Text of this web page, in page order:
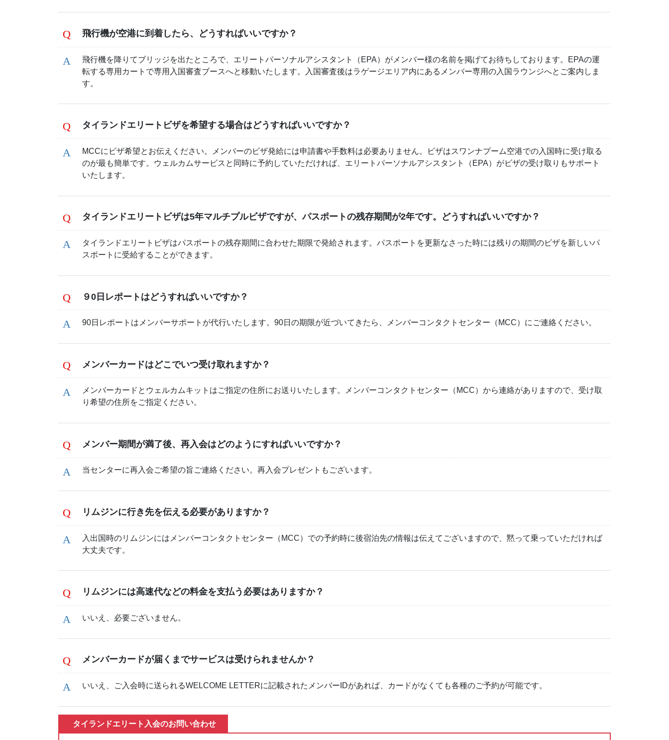
飛行機が空港に到着したら、どうすればいいですか？
飛行機を降りてブリッジを出たところで、エリートパーソナルアシスタント（EPA）がメンバー様の名前を掲げてお待ちしております。EPAの運
転する専用カートで専用入国審査ブースへと移動いたします。入国審査後はラゲージエリア内にあるメンバー専用の入国ラウンジへとご案内しま
す。
タイランドエリートビザを希望する場合はどうすればいいですか？
MCCにビザ希望とお伝えください。メンバーのビザ発給には申請書や手数料は必要ありません。ビザはスワンナプーム空港での入国時に受け取る
のが最も簡単です。ウェルカムサービスと同時に予約していただければ、エリートパーソナルアシスタント（EPA）がビザの受け取りもサポート
いたします。
タイランドエリートビザは5年マルチプルビザですが、パスポートの残存期間が2年です。どうすればいいですか？
タイランドエリートビザはパスポートの残存期間に合わせた期限で発給されます。パスポートを更新なさった時には残りの期間のビザを新しいパ
スポートに受給することができます。
９0日レポートはどうすればいいですか？
90日レポートはメンバーサポートが代行いたします。90日の期限が近づいてきたら、メンバーコンタクトセンター（MCC）にご連絡ください。
メンバーカードはどこでいつ受け取れますか？
メンバーカードとウェルカムキットはご指定の住所にお送りいたします。メンバーコンタクトセンター（MCC）から連絡がありますので、受け取
り希望の住所をご指定ください。
メンバー期間が満了後、再入会はどのようにすればいいですか？
当センターに再入会ご希望の旨ご連絡ください。再入会プレゼントもございます。
リムジンに行き先を伝える必要がありますか？
入出国時のリムジンにはメンバーコンタクトセンター（MCC）での予約時に後宿泊先の情報は伝えてございますので、黙って乗っていただければ
大丈夫です。
リムジンには高速代などの料金を支払う必要はありますか？
いいえ、必要ございません。
メンバーカードが届くまでサービスは受けられませんか？
いいえ、ご入会時に送られるWELCOME LETTERに記載されたメンバーIDがあれば、カードがなくても各種のご予約が可能です。
タイランドエリート入会のお問い合わせ